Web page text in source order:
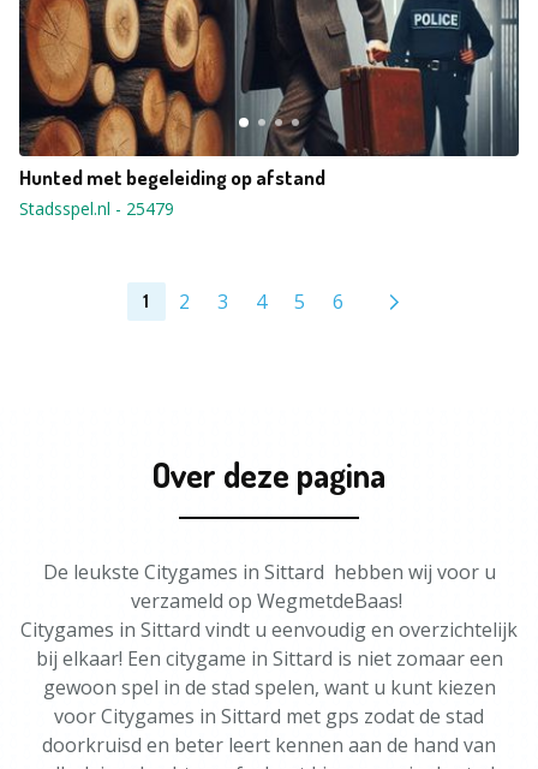
Hunted met begeleiding op afstand
Stadsspel.nl - 25479
1 2 3 4 5 6
Over deze pagina
De leukste Citygames in Sittard hebben wij voor u
verzameld op WegmetdeBaas!
Citygames in Sittard vindt u eenvoudig en overzichtelijk
bij elkaar! Een citygame in Sittard is niet zomaar een
gewoon spel in de stad spelen, want u kunt kiezen
voor Citygames in Sittard met gps zodat de stad
doorkruisd en beter leert kennen aan de hand van